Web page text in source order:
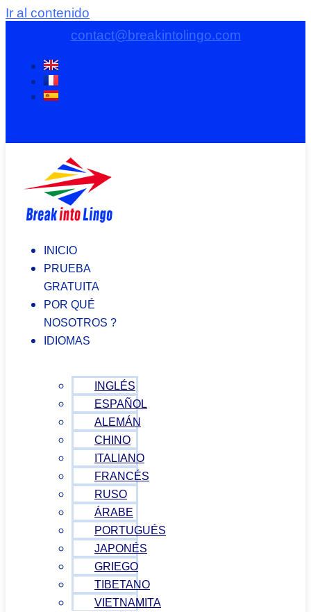
Ir al contenido
contact@breakintolingo.com
INICIO
PRUEBA
GRATUITA
POR QUÉ
NOSOTROS ?
IDIOMAS
INGLÉS
ESPAÑOL
ALEMÁN
CHINO
ITALIANO
FRANCÉS
RUSO
ÁRABE
PORTUGUÉS
JAPONÉS
GRIEGO
TIBETANO
VIETNAMITA